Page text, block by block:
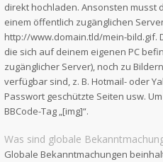
direkt hochladen. Ansonsten musst
einem öffentlich zugänglichen
http://www.domain.tld/mein-bild.gif.
die sich auf deinem eigenen PC
zugänglicher Server), noch zu
verfügbar sind, z. B. Hotmail- oder
Passwort geschützte Seiten usw.
BBCode-Tag „[img]“.
Was sind globale
Globale Bekanntmachungen